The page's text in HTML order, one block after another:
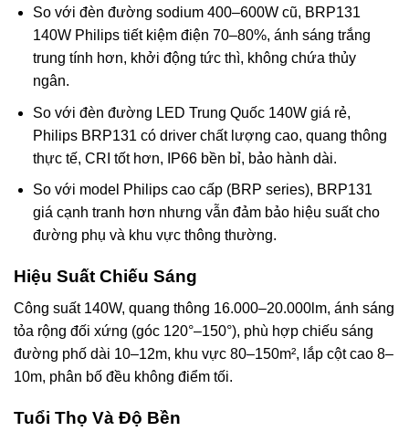
So với đèn đường sodium 400–600W cũ, BRP131
140W Philips tiết kiệm điện 70–80%, ánh sáng trắng
trung tính hơn, khởi động tức thì, không chứa thủy
ngân.
So với đèn đường LED Trung Quốc 140W giá rẻ,
Philips BRP131 có driver chất lượng cao, quang thông
thực tế, CRI tốt hơn, IP66 bền bỉ, bảo hành dài.
So với model Philips cao cấp (BRP series), BRP131
giá cạnh tranh hơn nhưng vẫn đảm bảo hiệu suất cho
đường phụ và khu vực thông thường.
Hiệu Suất Chiếu Sáng
Công suất 140W, quang thông 16.000–20.000lm, ánh sáng
tỏa rộng đối xứng (góc 120°–150°), phù hợp chiếu sáng
đường phố dài 10–12m, khu vực 80–150m², lắp cột cao 8–
10m, phân bố đều không điểm tối.
Tuổi Thọ Và Độ Bền